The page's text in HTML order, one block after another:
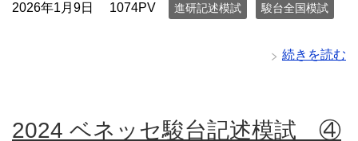
2026年1月9日 1074PV 進研記述模試 駿台全国模試
続きを読む
2024 ベネッセ駿台記述模試 ④